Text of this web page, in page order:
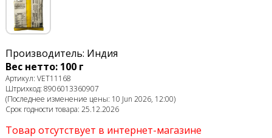
Производитель: Индия
Вес нетто: 100 г
Артикул: VET11168
Штрихкод: 8906013360907
(Последнее изменение цены: 10 Jun 2026, 12:00)
Срок годности товара: 25.12.2026
Товар отсутствует в интернет-магазине